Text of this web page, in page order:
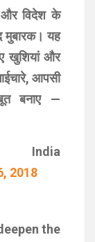
और विदेश के
मुबारक। यह
खुशियां और
आपसी
बनाए —
India
2018
the